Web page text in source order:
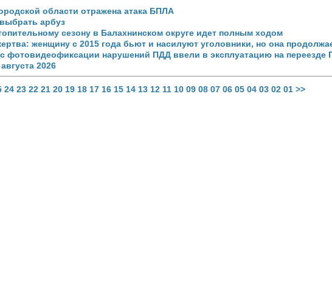
области отражена атака БПЛА
арбуз
сезону в Балахнинском округе идет полным ходом
женщину с 2015 года бьют и насилуют уголовники, но она
фотовидеофиксации нарушений ПДД ввели в эксплуатацию на
2026
24 23 22 21 20 19 18 17 16 15 14 13 12 11 10 09 08 07 06 05 04 03 02 01 >>